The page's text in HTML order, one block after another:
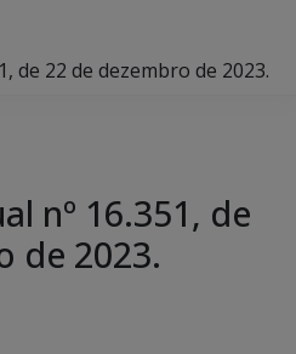
de 22 de dezembro de 2023.
nº 16.351, de
de 2023.